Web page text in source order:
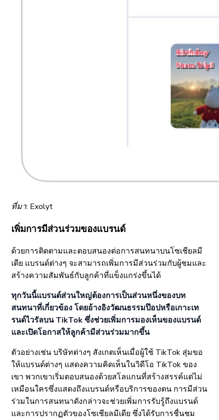
ที่มา: Exolyt
เพิ่มการมีส่วนร่วมของแบรนด์
ด้วยการติดตามและตอบสนองต่อการสนทนาบนโซเชียลมี
เดีย แบรนด์ต่างๆ จะสามารถเพิ่มการมีส่วนร่วมกับผู้ชมและ
สร้างความสัมพันธ์กับลูกค้าที่แข็งแกร่งขึ้นได้
ทุกวันนี้แบรนด์ส่วนใหญ่ต้องการเป็นส่วนหนึ่งของบท
สนทนาที่เกี่ยวข้อง โดยอ้างอิงวัฒนธรรมป๊อปหรือเกาะเท
รนด์ไวรัลบน TikTok ซึ่งช่วยเพิ่มการมองเห็นของแบรนด์
และเปิดโอกาสให้ลูกค้ามีส่วนร่วมมากขึ้น
ตัวอย่างเช่น บริษัทต่างๆ สังเกตเห็นเมื่อผู้ใช้ TikTok สุ่มขอ
ให้แบรนด์ต่างๆ แสดงความคิดเห็นในวิดีโอ TikTok ของ
เขา พวกเขาเริ่มตอบสนองด้วยสโลแกนที่สร้างสรรค์แต่ไม่
เหมือนใครซึ่งแสดงถึงแบรนด์หรือบริการของตน การมีส่วน
ร่วมในการสนทนาดังกล่าวจะช่วยเพิ่มการรับรู้ถึงแบรนด์
และการปรากฏตัวของโซเชียลมีเดีย ซึ่งได้รับการชื่นชม